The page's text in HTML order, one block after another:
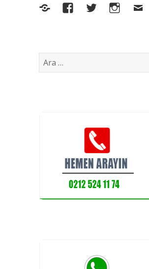
Yelp FacebookTwitterInstagram
E-
Arama: